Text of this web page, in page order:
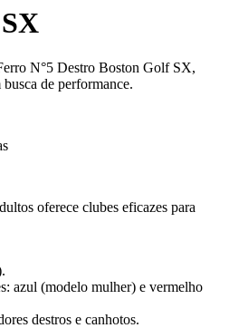
N°5 Destro Boston Golf SX,
de performance.
oferece clubes eficazes para
azul (modelo mulher) e vermelho
destros e canhotos.